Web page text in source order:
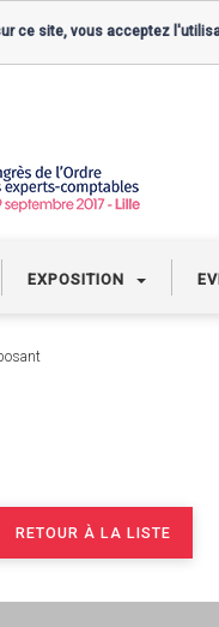
EXPOSITION
RETOUR À LA LISTE
ce site, vous acceptez